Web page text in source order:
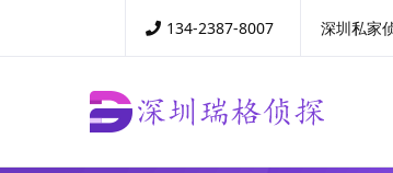
134-2387-8007 深圳私家